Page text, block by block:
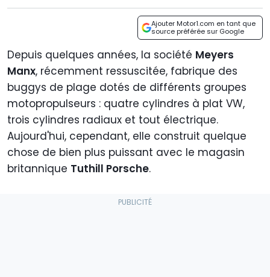
Ajouter Motor1.com en tant que
source préférée sur Google
Depuis quelques années, la société Meyers
Manx, récemment ressuscitée, fabrique des
buggys de plage dotés de différents groupes
motopropulseurs : quatre cylindres à plat VW,
trois cylindres radiaux et tout électrique.
Aujourd'hui, cependant, elle construit quelque
chose de bien plus puissant avec le magasin
britannique Tuthill Porsche.